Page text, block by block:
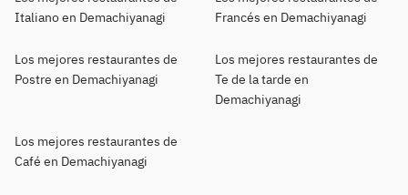
Italiano en Demachiyanagi
Francés en Demachiyanagi
Los mejores restaurantes de
Postre en Demachiyanagi
Los mejores restaurantes de
Te de la tarde en
Demachiyanagi
Los mejores restaurantes de
Café en Demachiyanagi